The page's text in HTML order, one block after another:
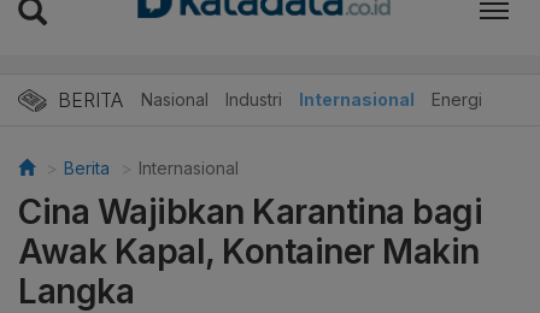
BERITA Nasional Industri Internasional Energi
Berita Internasional
Cina Wajibkan Karantina bagi
Awak Kapal, Kontainer Makin
Langka